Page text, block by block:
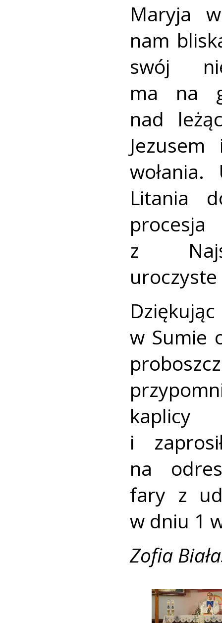
Maryja
nam
swój
ma na
nad
wołania.
Litania
z
uroczyste
w Sumie
kaplicy
i
na
fary z
w dniu 1
Zofia